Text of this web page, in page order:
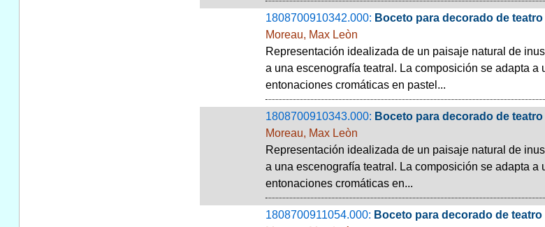
1808700910342.000: Boceto para decorado de teatro
Moreau, Max Leòn
Representación idealizada de un paisaje natural de
a una escenografía teatral. La composición se adapta
entonaciones cromáticas en pastel...
1808700910343.000: Boceto para decorado de teatro
Moreau, Max Leòn
Representación idealizada de un paisaje natural de
a una escenografía teatral. La composición se adapta
entonaciones cromáticas en...
1808700911054.000: Boceto para decorado de teatro